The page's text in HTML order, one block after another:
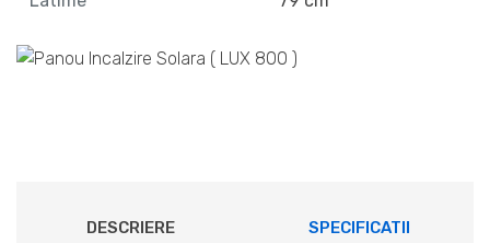
DESCRIERE SPECIFICATII